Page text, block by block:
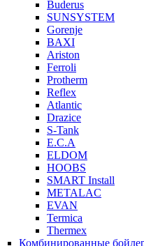
Buderus
SUNSYSTEM
Gorenje
BAXI
Ariston
Ferroli
Protherm
Reflex
Atlantic
Drazice
S-Tank
E.C.A
ELDOM
HOOBS
SMART Install
METALAC
EVAN
Termica
Thermex
Комбинированные